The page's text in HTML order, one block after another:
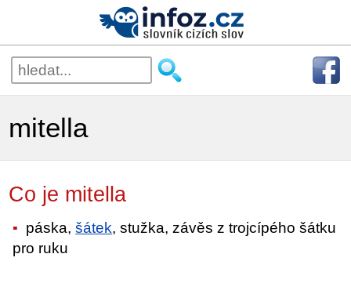
mitella
Co je mitella
páska,šátek, stužka, závěs z trojcípého šátku
pro ruku